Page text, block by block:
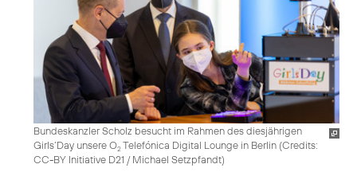
Bundeskanzler Scholz besucht im Rahmen des diesjährigen
Girls’Day unsere O2Telefónica Digital Lounge in Berlin (Credits:
CC-BY Initiative D21 / Michael Setzpfandt)